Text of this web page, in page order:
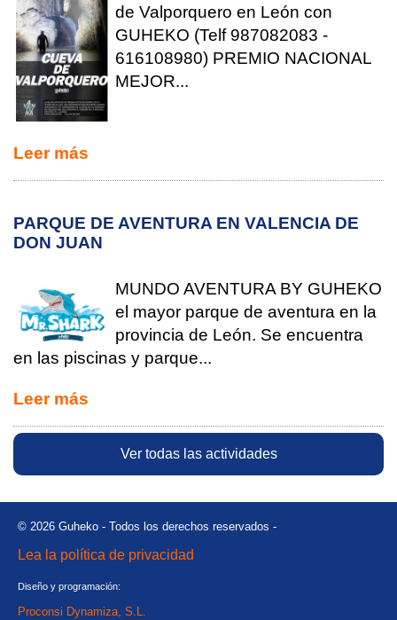
de Valporquero en León con
GUHEKO (Telf 987082083 -
616108980) PREMIO NACIONAL
MEJOR...
Leer más
PARQUE DE AVENTURA EN VALENCIA DE
DON JUAN
MUNDO AVENTURA BY GUHEKO
el mayor parque de aventura en la
provincia de León. Se encuentra
en las piscinas y parque...
Leer más
Ver todas las actividades
© 2026 Guheko - Todos los derechos reservados -
Lea la política de privacidad
Diseño y programación:
Proconsi Dynamiza, S.L.